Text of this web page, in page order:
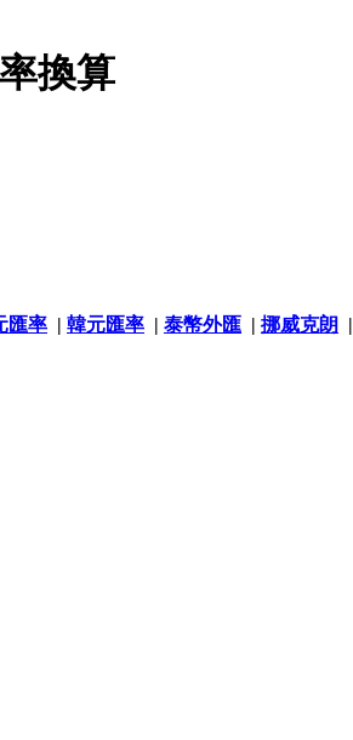
換算
匯率 | 韓元匯率 | 泰幣外匯 | 挪威克朗 |